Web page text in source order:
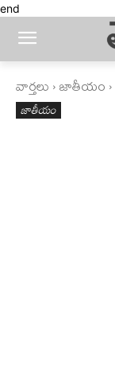
end
వార్తలు జాతీయం
జాతీయం